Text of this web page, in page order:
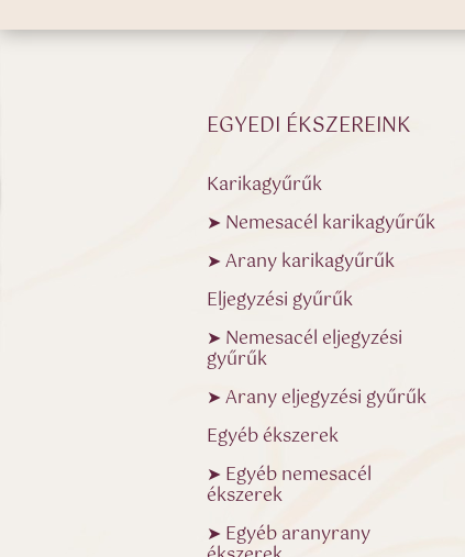
EGYEDI ÉKSZEREINK
Karikagyűrűk
➤ Nemesacél karikagyűrűk
➤ Arany karikagyűrűk
Eljegyzési gyűrűk
➤ Nemesacél eljegyzési
gyűrűk
➤ Arany eljegyzési gyűrűk
Egyéb ékszerek
➤ Egyéb nemesacél
ékszerek
➤ Egyéb aranyrany